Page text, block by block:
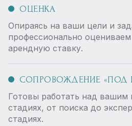
ОЦЕНКА
Опираясь на ваши цели и
профессионально
арендную ставку.
СОПРОВОЖДЕНИЕ «ПОД
Готовы работать над вашим
стадиях, от поиска до
стадиях.